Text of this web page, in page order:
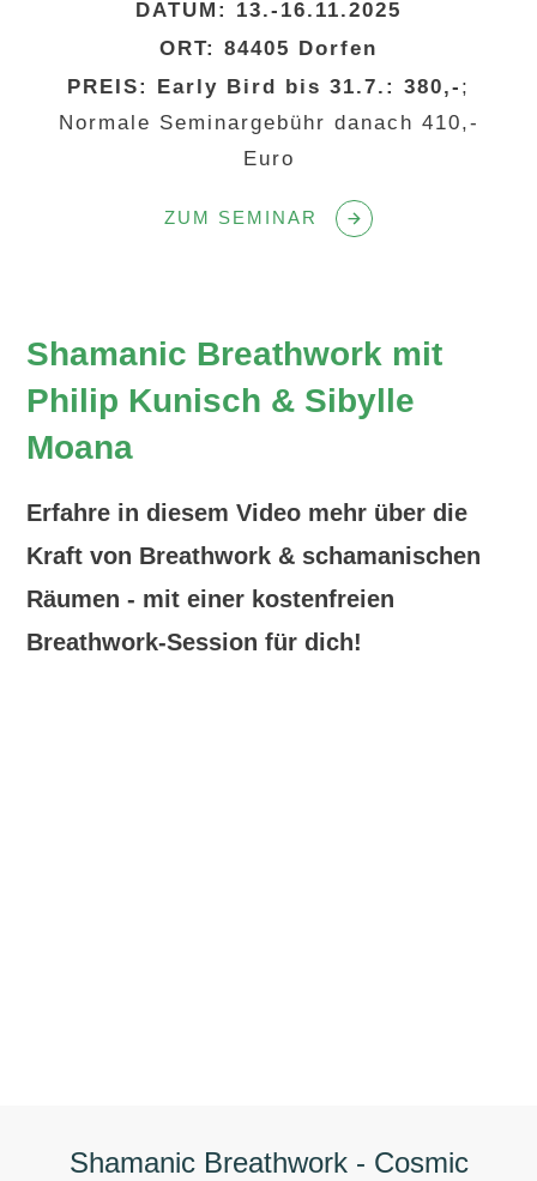
DATUM:
13.-16.11.2025
ORT: 84405 Dorfen
PREIS: Early Bird
bis 31.7.: 380,- ;
Normale Seminargebühr danach 410,-
Euro
ZUM SEMINAR
Shamanic Breathwork mit
Philip Kunisch & Sibylle
Moana
Erfahre in diesem Video mehr über die
Kraft von Breathwork & schamanischen
Räumen - mit einer kostenfreien
Breathwork-Session für dich!
Shamanic Breathwork - Cosmic